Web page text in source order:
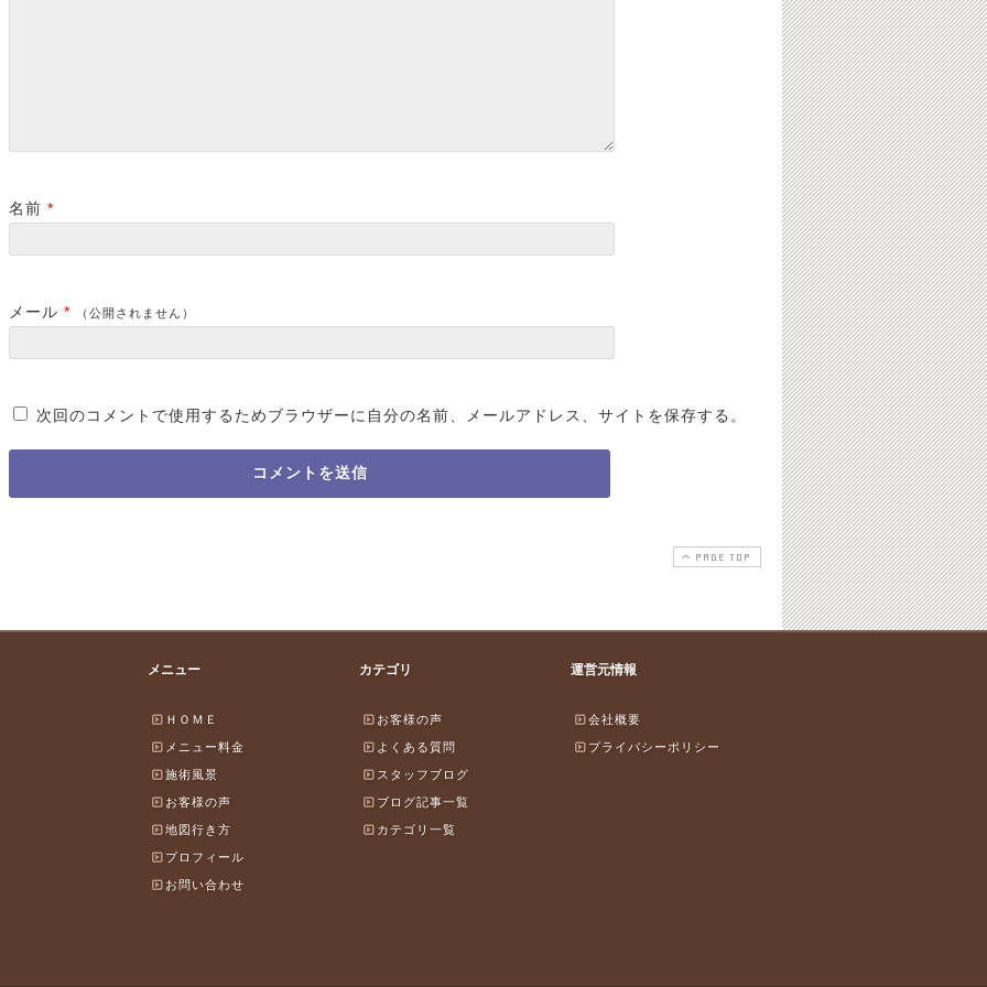
名前 *
メール * （公開されません）
次回のコメントで使用するためブラウザーに自分の名前、メールアドレス、サイトを保存する。
PAGE TOP
メニュー
ＨＯＭＥ
メニュー料金
施術風景
お客様の声
地図行き方
プロフィール
お問い合わせ
カテゴリ
お客様の声
よくある質問
スタッフブログ
ブログ記事一覧
カテゴリ一覧
運営元情報
会社概要
プライバシーポリシー